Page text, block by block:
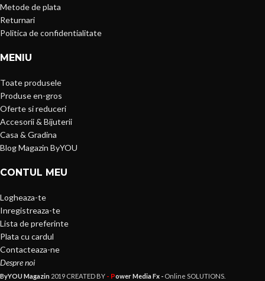
Metode de plata
Returnari
Politica de confidentialitate
MENIU
Toate produsele
Produse en-gros
Oferte si reduceri
Accesorii & Bijuterii
Casa & Gradina
Blog Magazin ByYOU
CONTUL MEU
Logheaza-te
Inregistreaza-te
Lista de preferinte
Plata cu cardul
Contacteaza-ne
Despre noi
ByYOU Magazin 2019 CREATED BY - Power Media Fx - Online SOLUTIONS.